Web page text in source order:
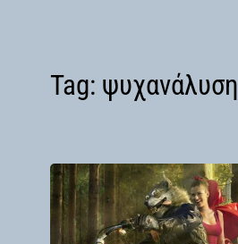
Tag: ψυχανάλυση